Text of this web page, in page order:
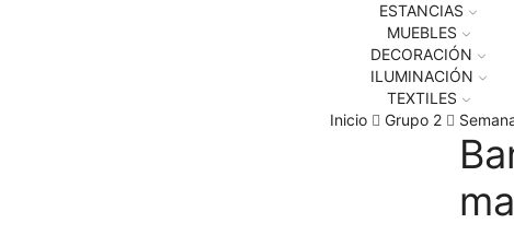
ESTANCIAS
MUEBLES
DECORACIÓN
ILUMINACIÓN
TEXTILES
Inicio
Grupo 2